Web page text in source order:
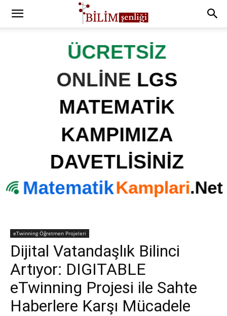
eTwinning Öğretmen Projeleri
Dijital Vatandaşlık Bilinci
Artıyor: DIGITABLE
eTwinning Projesi ile Sahte
Haberlere Karşı Mücadele